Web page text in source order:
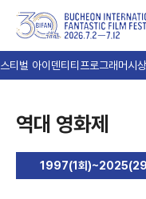
티벌 아이덴티티 프로그래머시상
역대 영화제
1997(1회